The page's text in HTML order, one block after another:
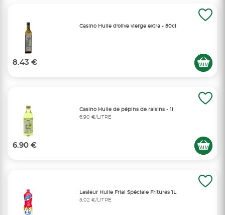
Casino Huile d'olive vierge extra - 50cl
8.43 €
Casino Huile de pépins de raisins - 1l
6,90 €/LITRE
6.90 €
Lesieur Huile Frial Spéciale Fritures 1L
5,02 €/LITRE